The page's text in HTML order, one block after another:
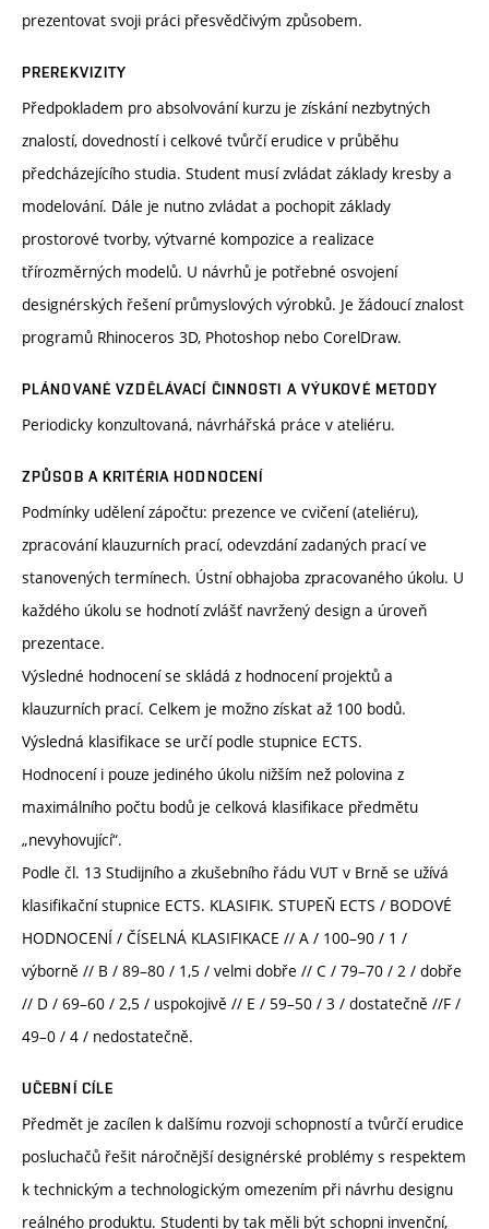
prezentovat svoji práci přesvědčivým způsobem.
PREREKVIZITY
Předpokladem pro absolvování kurzu je získání nezbytných
znalostí, dovedností i celkové tvůrčí erudice v průběhu
předcházejícího studia. Student musí zvládat základy kresby a
modelování. Dále je nutno zvládat a pochopit základy
prostorové tvorby, výtvarné kompozice a realizace
třírozměrných modelů. U návrhů je potřebné osvojení
designérských řešení průmyslových výrobků. Je žádoucí znalost
programů Rhinoceros 3D, Photoshop nebo CorelDraw.
PLÁNOVANÉ VZDĚLÁVACÍ ČINNOSTI A VÝUKOVÉ METODY
Periodicky konzultovaná, návrhářská práce v ateliéru.
ZPŮSOB A KRITÉRIA HODNOCENÍ
Podmínky udělení zápočtu: prezence ve cvičení (ateliéru),
zpracování klauzurních prací, odevzdání zadaných prací ve
stanovených termínech. Ústní obhajoba zpracovaného úkolu. U
každého úkolu se hodnotí zvlášť navržený design a úroveň
prezentace.
Výsledné hodnocení se skládá z hodnocení projektů a
klauzurních prací. Celkem je možno získat až 100 bodů.
Výsledná klasifikace se určí podle stupnice ECTS.
Hodnocení i pouze jediného úkolu nižším než polovina z
maximálního počtu bodů je celková klasifikace předmětu
„nevyhovující“.
Podle čl. 13 Studijního a zkušebního řádu VUT v Brně se užívá
klasifikační stupnice ECTS. KLASIFIK. STUPEŇ ECTS / BODOVÉ
HODNOCENÍ / ČÍSELNÁ KLASIFIKACE // A / 100–90 / 1 /
výborně // B / 89–80 / 1,5 / velmi dobře // C / 79–70 / 2 / dobře
// D / 69–60 / 2,5 / uspokojivě // E / 59–50 / 3 / dostatečně //F /
49–0 / 4 / nedostatečně.
UČEBNÍ CÍLE
Předmět je zacílen k dalšímu rozvoji schopností a tvůrčí erudice
posluchačů řešit náročnější designérské problémy s respektem
k technickým a technologickým omezením při návrhu designu
reálného produktu. Studenti by tak měli být schopni invenční,